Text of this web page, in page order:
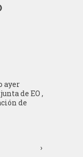
ayer
de EO ,
de
›